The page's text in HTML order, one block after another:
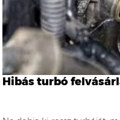
Hibás turbó